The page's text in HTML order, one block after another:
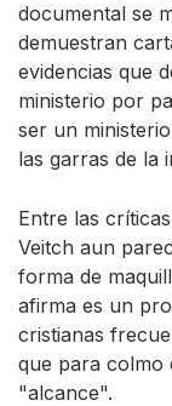
documental se
demuestran
evidencias que
ministerio por
ser un
las garras de la
Entre las
Veitch aun
forma de
afirma es un
cristianas
que para colmo
"alcance".